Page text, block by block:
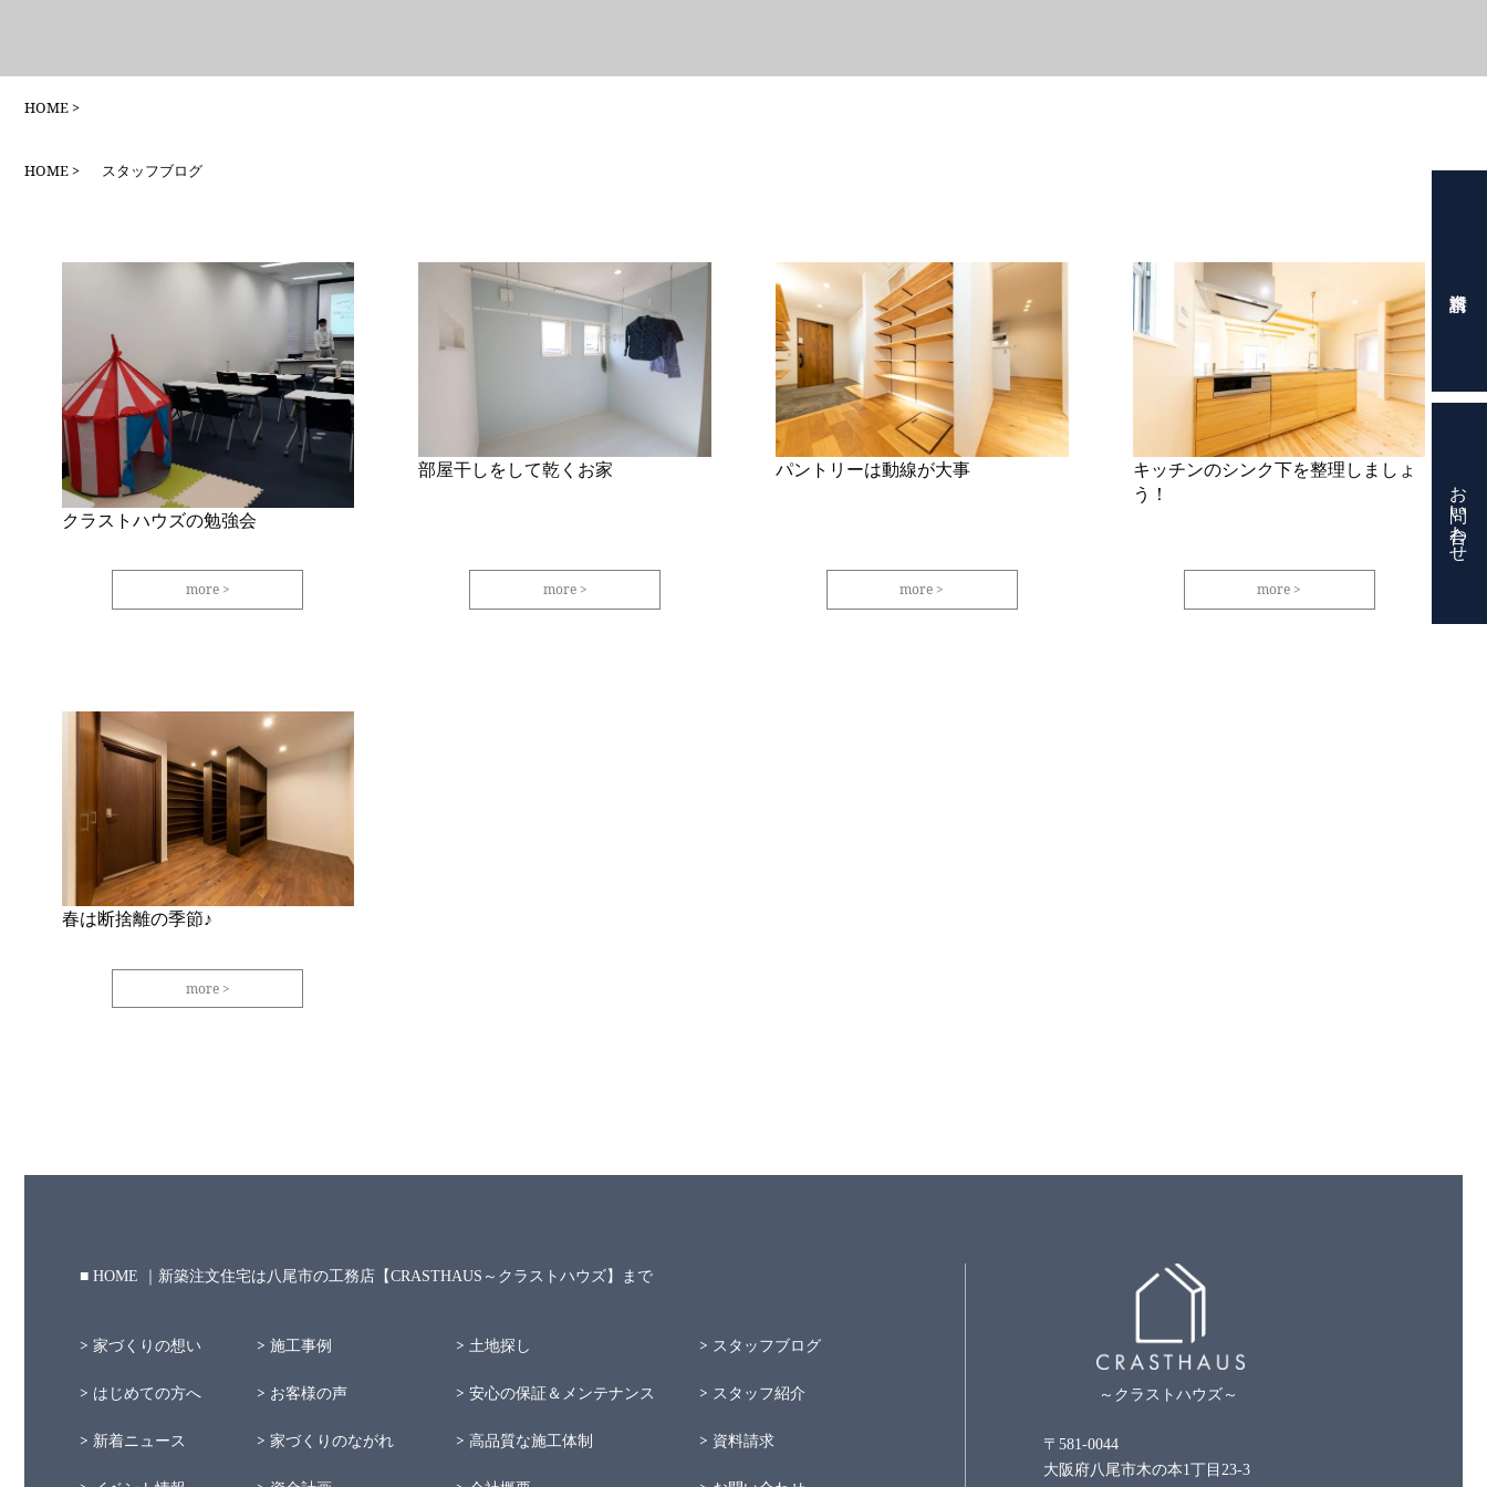
お問い合わせ
HOME
HOME スタッフブログ
クラストハウズの勉強会
more
部屋干しをして乾くお家
more
パントリーは動線が大事
more
キッチンのシンク下を整理しましょ
う！
more
春は断捨離の季節♪
more
HOME ｜新築注文住宅は八尾市の工務店【CRASTHAUS～クラストハウズ】まで
家づくりの想い
はじめての方へ
新着ニュース
施工事例
お客様の声
家づくりのながれ
土地探し
安心の保証＆メンテナンス
高品質な施工体制
スタッフブログ
スタッフ紹介
資料請求
～クラストハウズ～
〒581-0044
大阪府八尾市木の本1丁目23-3